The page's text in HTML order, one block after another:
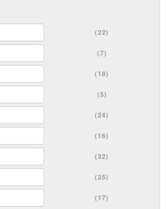
(22)
(7)
(18)
(5)
(24)
(16)
(32)
(25)
(17)